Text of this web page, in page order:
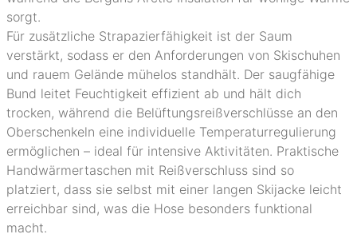
sorgt.
Für zusätzliche Strapazierfähigkeit ist der Saum
verstärkt, sodass er den Anforderungen von Skischuhen
und rauem Gelände mühelos standhält. Der saugfähige
Bund leitet Feuchtigkeit effizient ab und hält dich
trocken, während die Belüftungsreißverschlüsse an den
Oberschenkeln eine individuelle Temperaturregulierung
ermöglichen – ideal für intensive Aktivitäten. Praktische
Handwärmertaschen mit Reißverschluss sind so
platziert, dass sie selbst mit einer langen Skijacke leicht
erreichbar sind, was die Hose besonders funktional
macht.